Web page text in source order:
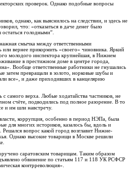
проверок. Однако подобные вопросы
однако, как выяснилось на следствии, и здесь не
что: «отказаться в даче денег было
голодными”.
смычка между ответственными
или вернее прикормить «своего» чиновника. Яркий
молодого инспектора крупнейшая, в Нижнем
в престижном доме в центре города,
Вообще ответственные работники не гнушались
затем превращали в золото, норковые шубы и
все», и даже приходивших в канцелярию
самого верха. Любые ходатайства частников, не
счёте, подводились под полное разорение. В то
и им шли навстречу.
коррупция, особенно в период НЭПа, была
для многих историков, казалось бы, вдоль и
вопрос какой город возглавит Нижне-
Однако высокие товарищи в Москве решили
саратовским товарищам. Таким образом
обвинение по статьям 117 и 118 УК РСФСР
контрреволюция».